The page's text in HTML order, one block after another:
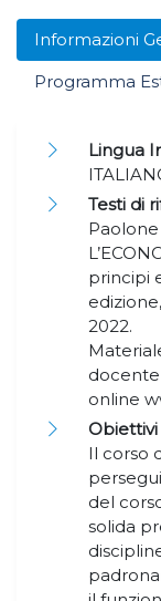
Informazioni
Programma
Lingua
Testi di
Paolone
principi
2022.
online
Il corso
del
solida